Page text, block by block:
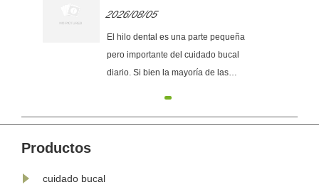
de
¿cuál es la diferencia?
2026/08/05
El hilo dental es una parte pequeña
pero importante del cuidado bucal
diario. Si bien la mayoría de las
recipientes de plástico, un nuevo
Productos
cuidado bucal